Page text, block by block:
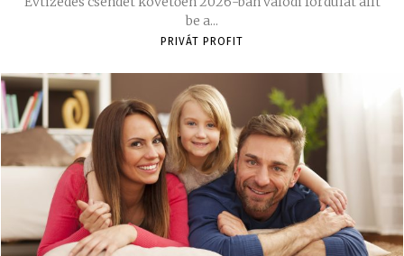
be a...
PRIVÁT PROFIT